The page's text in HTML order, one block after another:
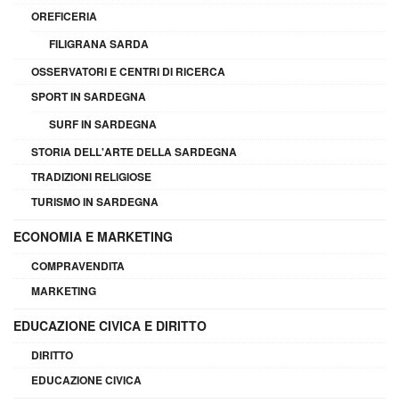
OREFICERIA
FILIGRANA SARDA
OSSERVATORI E CENTRI DI RICERCA
SPORT IN SARDEGNA
SURF IN SARDEGNA
STORIA DELL'ARTE DELLA SARDEGNA
TRADIZIONI RELIGIOSE
TURISMO IN SARDEGNA
ECONOMIA E MARKETING
COMPRAVENDITA
MARKETING
EDUCAZIONE CIVICA E DIRITTO
DIRITTO
EDUCAZIONE CIVICA